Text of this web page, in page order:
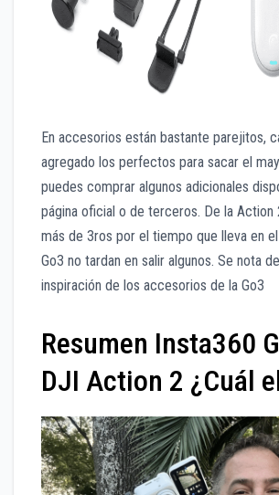
En accesorios están bastante parejitos,
agregado los perfectos para sacar el
puedes comprar algunos adicionales
página oficial o de terceros. De la Action
más de 3ros por el tiempo que lleva en
Go3 no tardan en salir algunos. Se nota
inspiración de los accesorios de la Go3
Resumen Insta360
DJI Action 2 ¿Cuál